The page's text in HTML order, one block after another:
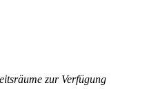
zur Verfügung